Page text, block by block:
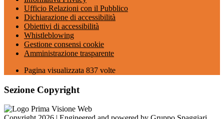
Ufficio Relazioni con il Pubblico
Dichiarazione di accessibilità
Obiettivi di accessibilità
Whistleblowing
Gestione consensi cookie
Amministrazione trasparente
Pagina visualizzata 837 volte
Sezione Copyright